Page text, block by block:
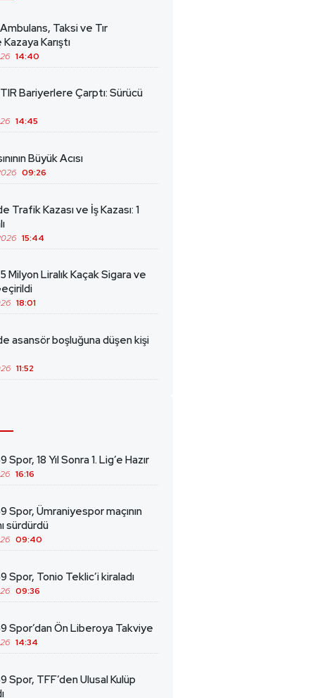
Taksi ve Tır
Karıştı
14:40
Bariyerlere Çarptı: Sürücü
14:45
Büyük Acısı
09:26
Trafik Kazası ve İş Kazası: 1
15:44
Milyon Liralık Kaçak Sigara ve
18:01
asansör boşluğuna düşen kişi
11:52
Spor, 18 Yıl Sonra 1. Lig’e Hazır
16:16
Spor, Ümraniyespor maçının
sürdürdü
09:40
Spor, Tonio Teklic’i kiraladı
09:36
Spor’dan Ön Liberoya Takviye
14:34
Spor, TFF’den Ulusal Kulüp